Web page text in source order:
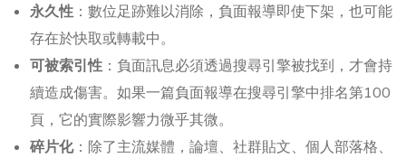
永久性 ：數位足跡難以消除，負面報導即使下架，也可能
存在於快取或轉載中。
可被索引性 ：負面訊息必須透過搜尋引擎被找到，才會持
續造成傷害。如果一篇負面報導在搜尋引擎中排名第100
頁，它的實際影響力微乎其微。
碎片化：除了主流媒體，論壇、社群貼文、個人部落格、